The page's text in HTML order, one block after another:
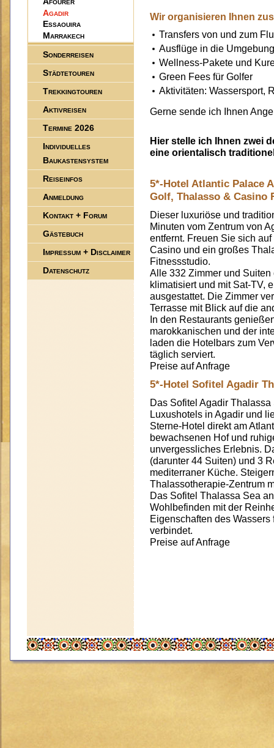
Wir organisieren Ihnen
Transfers von und zum
Ausflüge in die Umgebung
Wellness-Pakete und
Green Fees für Golfer
Aktivitäten: Wassersport,
Gerne sende ich Ihnen
Hier stelle ich Ihnen zwei
eine orientalisch
5*-Hotel Atlantic Palace
Golf, Thalasso & Casino
Dieser luxuriöse und
Minuten vom Zentrum von
entfernt. Freuen Sie sich
Casino und ein großes
Fitnessstudio.
Alle 332 Zimmer und
klimatisiert und mit Sat-TV,
ausgestattet. Die Zimmer
Terrasse mit Blick auf die
In den Restaurants
marokkanischen und der
laden die Hotelbars zum
täglich serviert.
Preise auf Anfrage
5*-Hotel Sofitel Agadir
Das Sofitel Agadir
Luxushotels in Agadir und
Sterne-Hotel direkt am
bewachsenen Hof und
unvergessliches Erlebnis.
(darunter 44 Suiten) und 3
mediterraner Küche.
Thalassotherapie-Zentrum
Das Sofitel Thalassa Sea
Wohlbefinden mit der
Eigenschaften des
verbindet.
Preise auf Anfrage
Agadir
Essaouira
Marrakech
Sonderreisen
Städtetouren
Trekkingtouren
Aktivreisen
Termine 2026
Individuelles
Baukastensystem
Reiseinfos
Anmeldung
Kontakt + Forum
Gästebuch
Impressum + Disclaimer
Datenschutz